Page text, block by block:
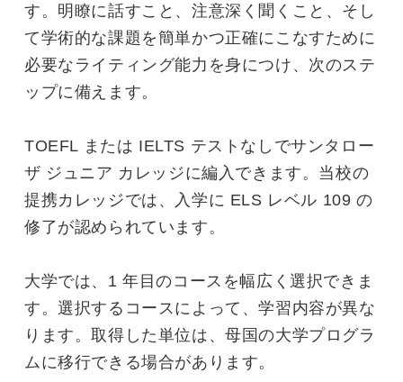
す。明瞭に話すこと、注意深く聞くこと、そし
て学術的な課題を簡単かつ正確にこなすために
必要なライティング能力を身につけ、次のステ
ップに備えます。
TOEFL または IELTS テストなしでサンタロー
ザ ジュニア カレッジに編入できます。当校の
提携カレッジでは、入学に ELS レベル 109 の
修了が認められています。
大学では、1 年目のコースを幅広く選択できま
す。選択するコースによって、学習内容が異な
ります。取得した単位は、母国の大学プログラ
ムに移行できる場合があります。